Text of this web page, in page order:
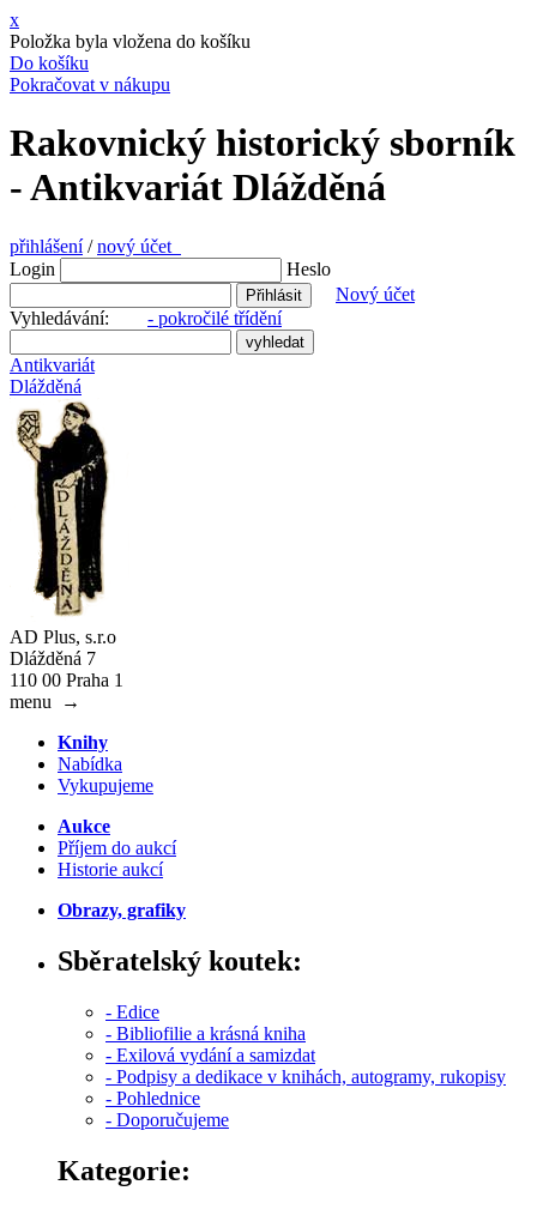
x
Položka byla vložena do košíku
Do košíku
Pokračovat v nákupu
Rakovnický historický sborník
- Antikvariát Dlážděná
přihlášení/nový účet
Login
Heslo
Nový účet
Vyhledávání: - pokročilé třídění
Antikvariát
Dlážděná
AD Plus, s.r.o
Dlážděná 7
110 00 Praha 1
menu
→
Knihy
Nabídka
Vykupujeme
Aukce
Příjem do aukcí
Historie aukcí
Obrazy, grafiky
Sběratelský koutek:
- Edice
- Bibliofilie a krásná kniha
- Exilová vydání a samizdat
- Podpisy a dedikace v knihách, autogramy, rukopisy
- Pohlednice
- Doporučujeme
Kategorie: